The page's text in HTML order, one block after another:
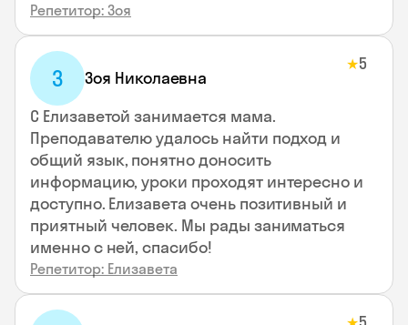
Репетитор: Зоя
З Зоя Николаевна
★5
С Елизаветой занимается мама.
Преподавателю удалось найти подход и
общий язык, понятно доносить
информацию, уроки проходят интересно и
доступно. Елизавета очень позитивный и
приятный человек. Мы рады заниматься
именно с ней, спасибо!
Репетитор: Елизавета